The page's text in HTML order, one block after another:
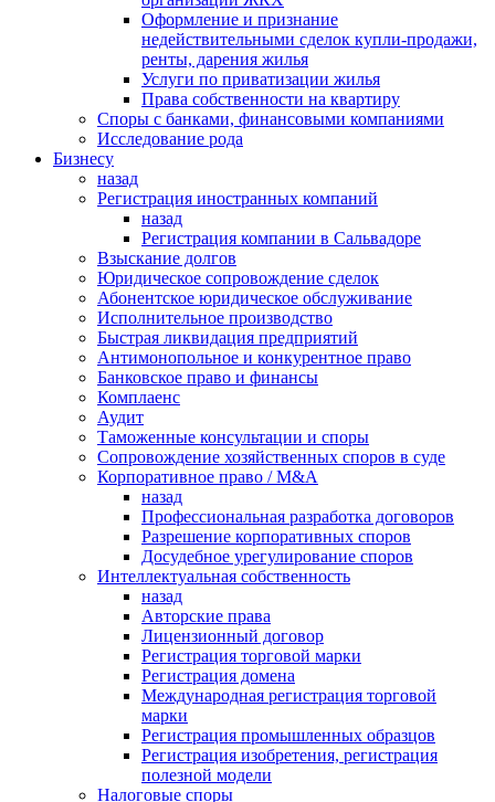
Оформление и признание
недействительными сделок купли-продажи,
ренты, дарения жилья
Услуги по приватизации жилья
Права собственности на квартиру
Cпоры с банками, финансовыми компаниями
Исследование рода
Бизнесу
назад
Регистрация иностранных компаний
назад
Регистрация компании в Сальвадоре
Взыскание долгов
Юридическое сопровождение сделок
Абонентское юридическое обслуживание
Исполнительное производство
Быстрая ликвидация предприятий
Антимонопольное и конкурентное право
Банковское право и финансы
Комплаенс
Аудит
Таможенные консультации и споры
Сопровождение хозяйственных споров в суде
Корпоративное право / M&A
назад
Профессиональная разработка договоров
Разрешение корпоративных споров
Досудебное урегулирование споров
Интеллектуальная собственность
назад
Авторские права
Лицензионный договор
Регистрация торговой марки
Регистрация домена
Международная регистрация торговой
марки
Регистрация промышленных образцов
Регистрация изобретения, регистрация
полезной модели
Налоговые споры